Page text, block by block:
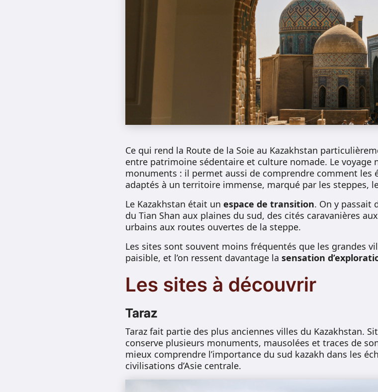
Ce qui rend la Route de la Soie au Kazakhstan
entre patrimoine sédentaire et culture nomade. Le voyage
monuments : il permet aussi de comprendre comment les
adaptés à un territoire immense, marqué par les steppes,
Le Kazakhstan était un espace de transition. On y passait
du Tian Shan aux plaines du sud, des cités caravanières
urbains aux routes ouvertes de la steppe.
Les sites sont souvent moins fréquentés que les grandes
paisible, et l’on ressent davantage la sensation
Les sites à découvrir
Taraz
Taraz fait partie des plus anciennes villes du Kazakhstan.
conserve plusieurs monuments, mausolées et traces de
mieux comprendre l’importance du sud kazakh dans les
civilisations d’Asie centrale.